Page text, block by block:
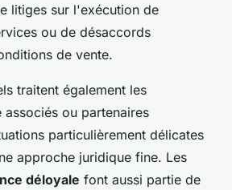
litiges sur l'exécution de
ou de désaccords
de vente.
traitent également les
associés ou partenaires
particulièrement délicates
approche juridique fine. Les
déloyale font aussi partie de